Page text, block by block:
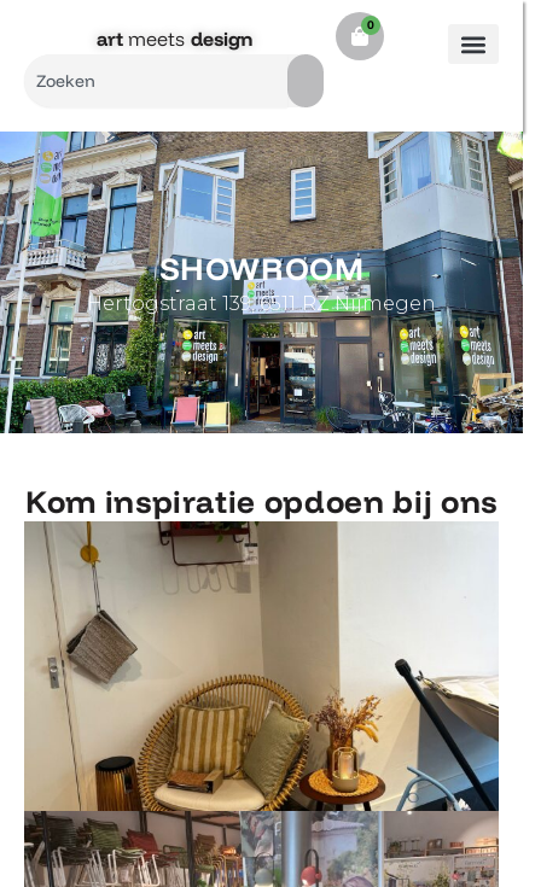
inhoud
artmeets design​
0
Cart
SHOWROOM
Hertogstraat 139, 6511 RZ Nijmegen
Kom inspiratie opdoen bij ons